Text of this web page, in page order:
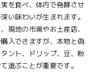
を食べ、体内で発酵させ
い味わいが生まれます。
現地の市場やお土産店、
入できますが、本物と偽
ント、ドリップ、豆、粉
選ぶことが重要です。